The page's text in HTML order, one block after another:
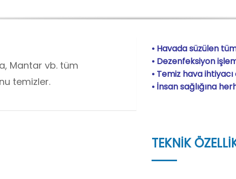
Mantar vb. tüm
temizler.
• Havada süzülen
• Dezenfeksiyon
• Temiz hava
• İnsan sağlığına
TEKNİK